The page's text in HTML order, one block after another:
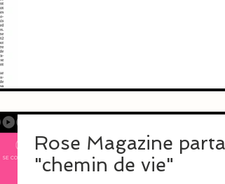
Rose Magazine
"chemin de vie"